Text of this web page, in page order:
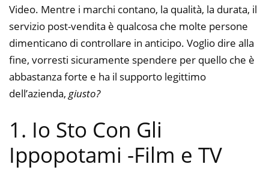
Video. Mentre i marchi contano, la qualità, la durata, il
servizio post-vendita è qualcosa che molte persone
dimenticano di controllare in anticipo. Voglio dire alla
fine, vorresti sicuramente spendere per quello che è
abbastanza forte e ha il supporto legittimo
dell’azienda, giusto?
1. Io Sto Con Gli
Ippopotami -Film e TV